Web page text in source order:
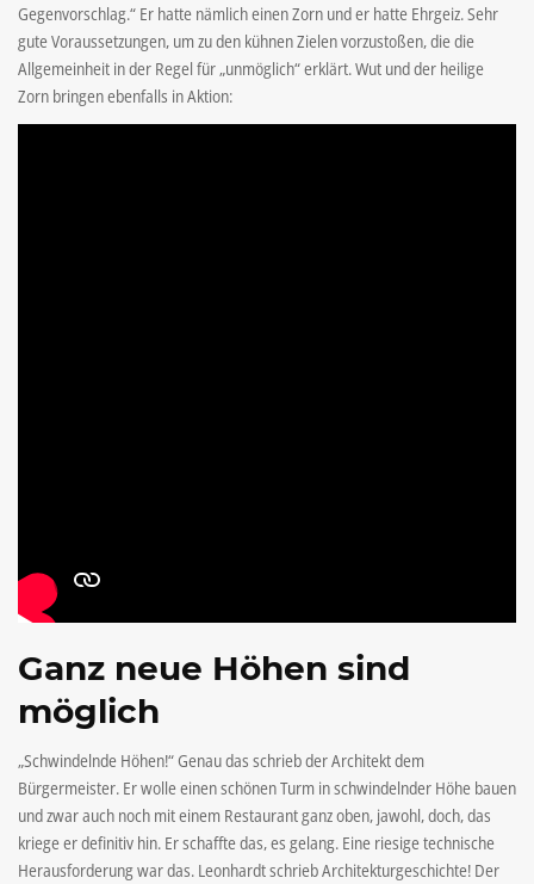
Gegenvorschlag.“ Er hatte nämlich einen Zorn und er hatte Ehrgeiz. Sehr
gute Voraussetzungen, um zu den kühnen Zielen vorzustoßen, die die
Allgemeinheit in der Regel für „unmöglich“ erklärt. Wut und der heilige
Zorn bringen ebenfalls in Aktion:
Ganz neue Höhen sind
möglich
„Schwindelnde Höhen!“ Genau das schrieb der Architekt dem
Bürgermeister. Er wolle einen schönen Turm in schwindelnder Höhe bauen
und zwar auch noch mit einem Restaurant ganz oben, jawohl, doch, das
kriege er definitiv hin. Er schaffte das, es gelang. Eine riesige technische
Herausforderung war das. Leonhardt schrieb Architekturgeschichte! Der